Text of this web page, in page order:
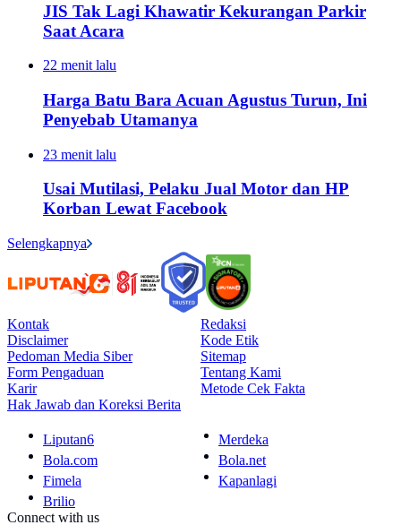
JIS Tak Lagi Khawatir Kekurangan Parkir
Saat Acara
22 menit lalu
Harga Batu Bara Acuan Agustus Turun, Ini
Penyebab Utamanya
23 menit lalu
Usai Mutilasi, Pelaku Jual Motor dan HP
Korban Lewat Facebook
Selengkapnya
Kontak
Redaksi
Disclaimer
Kode Etik
Pedoman Media Siber
Sitemap
Form Pengaduan
Tentang Kami
Karir
Metode Cek Fakta
Hak Jawab dan Koreksi Berita
Liputan6
Merdeka
Bola.com
Bola.net
Fimela
Kapanlagi
Brilio
Connect with us